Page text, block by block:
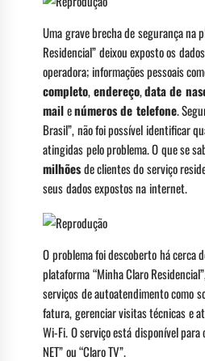
Uma grave brecha de segurança na
Residencial” deixou exposto os
operadora; informações pessoais
completo,endereço,data de
mailenúmeros de telefone.
Brasil”, não foi possível identificar
atingidas pelo problema. O que se
milhõesde clientes do serviço
seus dados expostos na internet.
O problema foi descoberto há cerca
plataforma “Minha Claro
serviços de autoatendimento como
fatura, gerenciar visitas técnicas e
Wi-Fi. O serviço está disponível
NET” ou “Claro TV”.